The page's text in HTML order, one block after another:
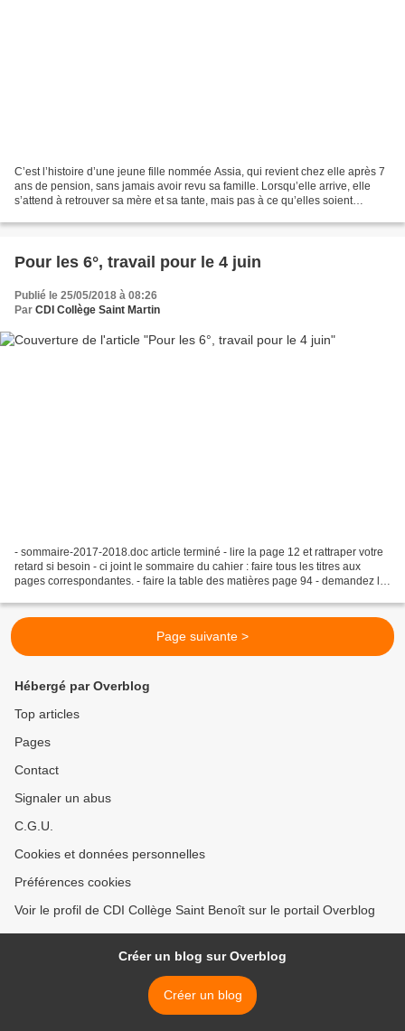
C’est l’histoire d’une jeune fille nommée Assia, qui revient chez elle après 7
ans de pension, sans jamais avoir revu sa famille. Lorsqu’elle arrive, elle
s’attend à retrouver sa mère et sa tante, mais pas à ce qu’elles soient
Pour les 6°, travail pour le 4 juin
Publié le 25/05/2018 à 08:26
Par CDI Collège Saint Martin
- sommaire-2017-2018.doc article terminé - lire la page 12 et rattraper votre
retard si besoin - ci joint le sommaire du cahier : faire tous les titres aux
pages correspondantes. - faire la table des matières page 94 - demandez la
Page suivante >
Hébergé par Overblog
Top articles
Pages
Contact
Signaler un abus
C.G.U.
Cookies et données personnelles
Préférences cookies
Voir le profil de CDI Collège Saint Benoît sur le portail Overblog
Créer un blog sur Overblog
Créer un blog